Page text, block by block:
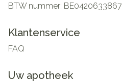
BTW nummer: BE0420633867
Klantenservice
FAQ
Uw apotheek